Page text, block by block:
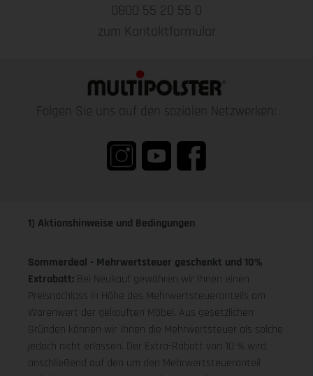
0800 55 20 55 0
zum Kontaktformular
Folgen Sie uns auf den sozialen Netzwerken:
1) Aktionshinweise und Bedingungen
Sommerdeal - Mehrwertsteuer geschenkt und 10%
Extrabatt: Bei Neukauf gewähren wir Ihnen einen
Preisnachlass in Höhe des Mehrwertsteueranteils am
Warenwert der gekauften Möbel. Aus gesetzlichen
Gründen können wir Ihnen die Mehrwertsteuer als solche
jedoch nicht erlassen. Der Extra-Rabatt von 10 % wird
anschließend auf den um den Mehrwertsteueranteil